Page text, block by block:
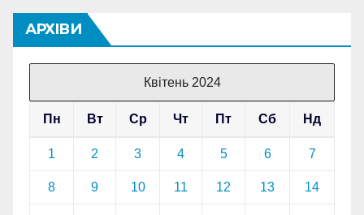
АРХІВИ
Квітень 2024
Пн Вт Ср Чт Пт Сб Нд
1 2 3 4 5 6 7
8 9 10 11 12 13 14